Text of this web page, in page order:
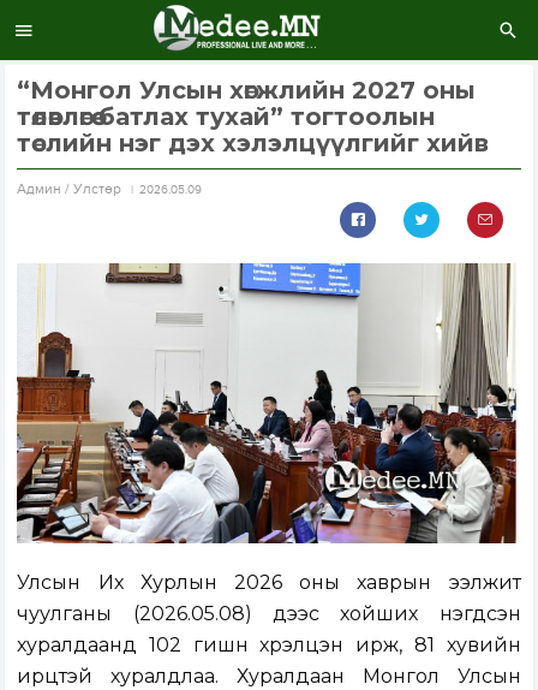
“Монгол Улсын хөгжлийн 2027 оны
төлөвлөгөө батлах тухай” тогтоолын
төслийн нэг дэх хэлэлцүүлгийг хийв
Aдмин / Улстөр 2026.05.09
Улсын Их Хурлын 2026 оны хаврын ээлжит
чуулганы (2026.05.08) үдээс хойших нэгдсэн
хуралдаанд 102 гишүүн хүрэлцэн ирж, 81 хувийн
ирцтэй хуралдлаа. Хуралдаан Монгол Улсын